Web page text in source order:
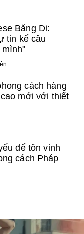
được yêu thích
cả khả năng
Băng Di:
tin kể câu
mình"
cách hàng
mới với thiết
để tôn vinh
cách Pháp